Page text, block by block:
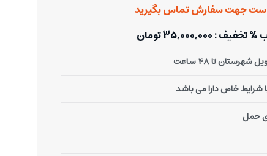
جهت سفارش تماس بگیرید
تومان
تا 48 ساعت
خاص دارا می باشد
حمل